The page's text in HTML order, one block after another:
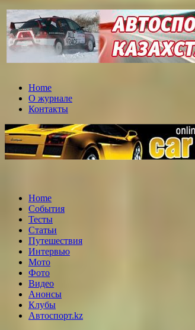
Home
О журнале
Контакты
Home
События
Тесты
Статьи
Путешествия
Интервью
Мото
Фото
Видео
Анонсы
Клубы
Автоспорт.kz